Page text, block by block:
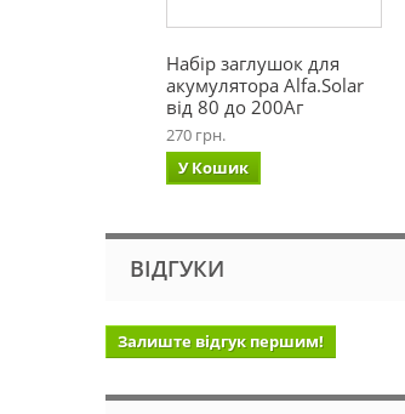
Набір заглушок для
акумулятора Alfa.Solar
від 80 до 200Аг
270 грн.
У Кошик
ВІДГУКИ
Залиште відгук першим!